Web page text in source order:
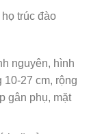
trúc đào
nguyên, hình
10-27 cm, rộng
gân phụ, mặt